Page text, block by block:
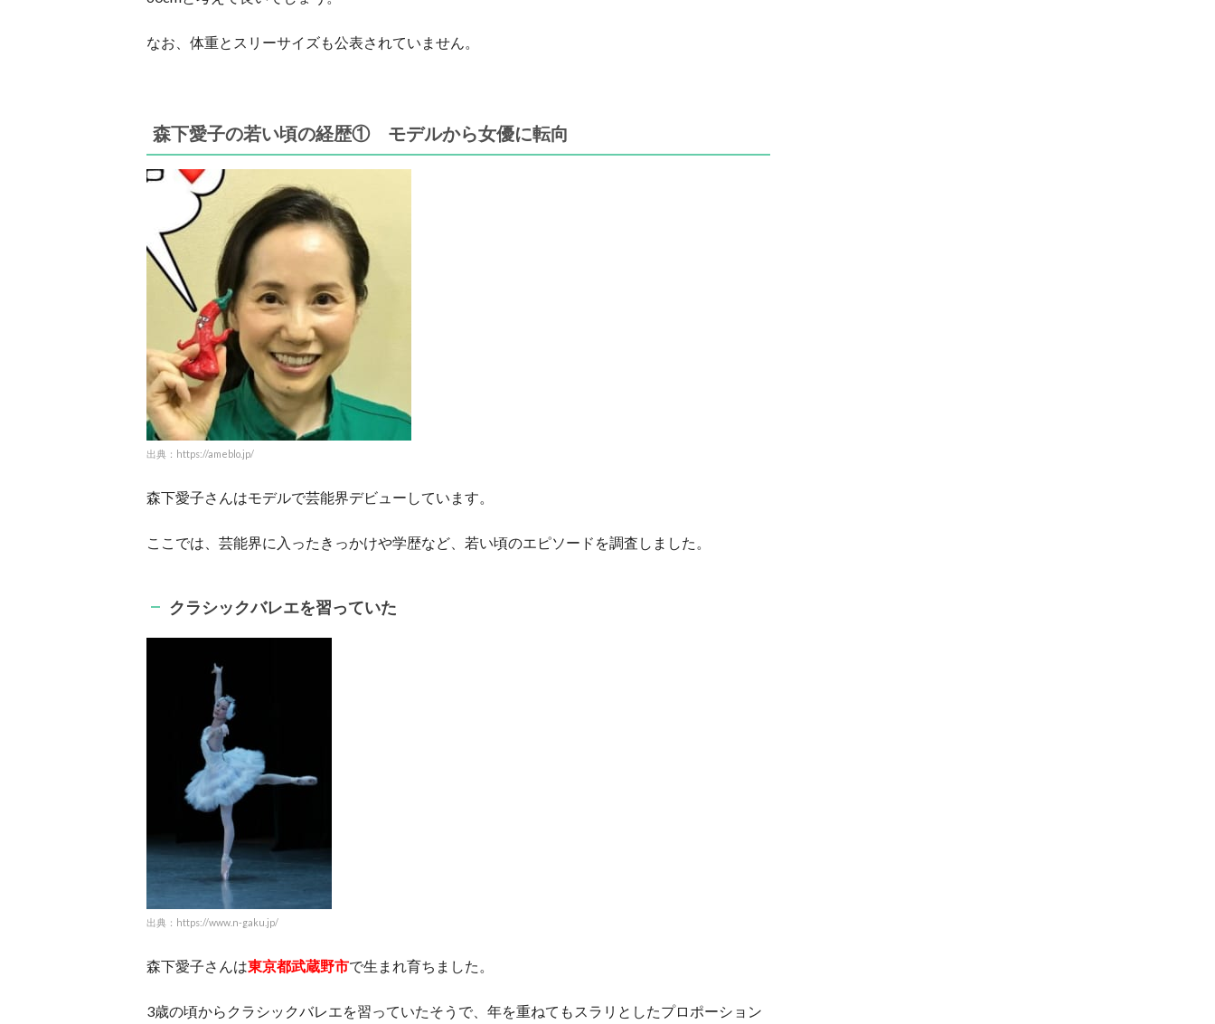
なお、体重とスリーサイズも公表されていません。
森下愛子の若い頃の経歴① モデルから女優に転向
出典：https://ameblo.jp/
森下愛子さんはモデルで芸能界デビューしています。
ここでは、芸能界に入ったきっかけや学歴など、若い頃のエピソードを調査しました。
クラシックバレエを習っていた
出典：https://www.n-gaku.jp/
森下愛子さんは東京都武蔵野市で生まれ育ちました。
3歳の頃からクラシックバレエを習っていたそうで、年を重ねてもスラリとしたプロポーション